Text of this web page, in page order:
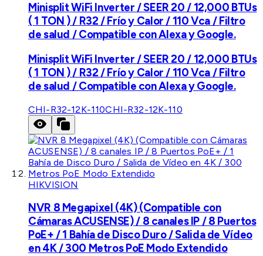
Minisplit WiFi Inverter / SEER 20 / 12,000 BTUs
( 1 TON ) / R32 / Frío y Calor / 110 Vca / Filtro
de salud / Compatible con Alexa y Google.
Minisplit WiFi Inverter / SEER 20 / 12,000 BTUs
( 1 TON ) / R32 / Frío y Calor / 110 Vca / Filtro
de salud / Compatible con Alexa y Google.
CHI-R32-12K-110CHI-R32-12K-110
HIKVISION
NVR 8 Megapixel (4K) (Compatible con
Cámaras ACUSENSE) / 8 canales IP / 8 Puertos
PoE+ / 1 Bahía de Disco Duro / Salida de Vídeo
en 4K / 300 Metros PoE Modo Extendido